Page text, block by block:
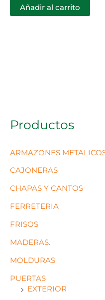
Productos
ARMAZONES
CAJONERAS
CHAPAS Y CANTOS
FERRETERIA
FRISOS
MADERAS.
MOLDURAS
PUERTAS
EXTERIOR
Añadir al carrito